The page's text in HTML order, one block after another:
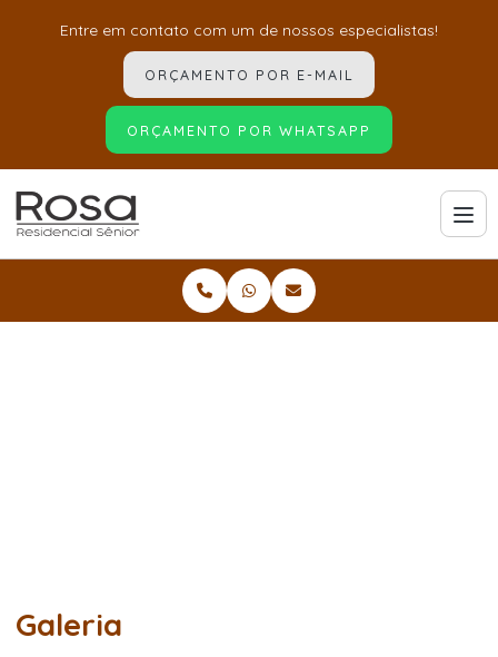
Entre em contato com um de nossos especialistas!
ORÇAMENTO POR E-MAIL
ORÇAMENTO POR WHATSAPP
Galeria